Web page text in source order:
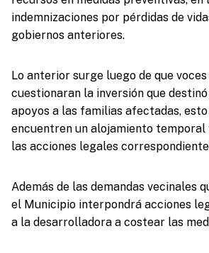
indemnizaciones por pérdidas de
gobiernos anteriores.
Lo anterior surge luego de que
cuestionaran la inversión que
apoyos a las familias afectadas,
encuentren un alojamiento temporal
las acciones legales
Además de las demandas vecinales
el Municipio interpondrá acciones
a la desarrolladora a costear las